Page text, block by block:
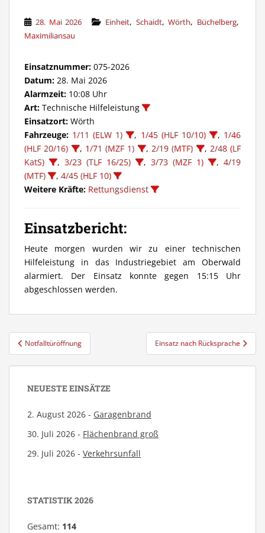
28. Mai 2026 Einheit, Schaidt,Wörth, Büchelberg,
Maximiliansau
Einsatznummer: 075-2026
Datum: 28. Mai 2026
Alarmzeit: 10:08 Uhr
Art: Technische Hilfeleistung
Einsatzort: Wörth
Fahrzeuge: 1/11 (ELW 1) , 1/45 (HLF 10/10) , 1/46
(HLF 20/16)
, 1/71 (MZF 1) , 2/19 (MTF) , 2/48 (LF
KatS)
, 3/23 (TLF 16/25) , 3/73 (MZF 1) , 4/19
(MTF)
, 4/45 (HLF 10)
Weitere Kräfte: Rettungsdienst
Einsatzbericht:
Heute morgen wurden wir zu einer technischen
Hilfeleistung in das Industriegebiet am Oberwald
alarmiert. Der Einsatz konnte gegen 15:15 Uhr
abgeschlossen werden.
Beitragsnavigation
Notfalltüröffnung Einsatz nach Rücksprache
NEUESTE EINSÄTZE
2. August 2026 - Garagenbrand
30. Juli 2026 - Flächenbrand groß
29. Juli 2026 - Verkehrsunfall
STATISTIK 2026
Gesamt: 114